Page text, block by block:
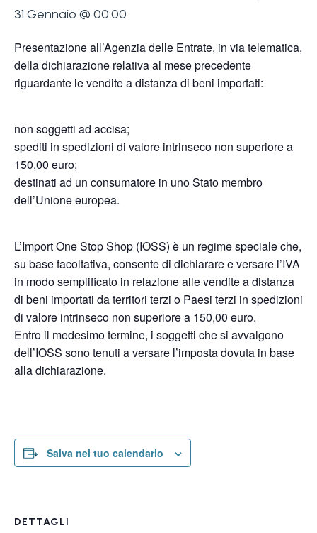
31 Gennaio @ 00:00
Presentazione all’Agenzia delle Entrate, in via telematica,
della dichiarazione relativa al mese precedente
riguardante le vendite a distanza di beni importati:
non soggetti ad accisa;
spediti in spedizioni di valore intrinseco non superiore a
150,00 euro;
destinati ad un consumatore in uno Stato membro
dell’Unione europea.
L’Import One Stop Shop (IOSS) è un regime speciale che,
su base facoltativa, consente di dichiarare e versare l’IVA
in modo semplificato in relazione alle vendite a distanza
di beni importati da territori terzi o Paesi terzi in spedizioni
di valore intrinseco non superiore a 150,00 euro.
Entro il medesimo termine, i soggetti che si avvalgono
dell’IOSS sono tenuti a versare l’imposta dovuta in base
alla dichiarazione.
Salva nel tuo calendario
DETTAGLI